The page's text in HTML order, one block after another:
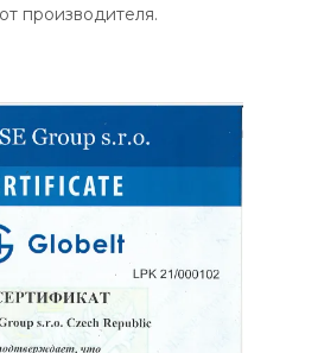
производителя.